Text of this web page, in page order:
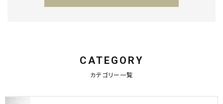
CATEGORY
カテゴリー一覧